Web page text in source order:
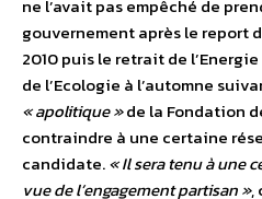
ne l’avait pas empêché de
gouvernement après le report
2010 puis le retrait de
de l’Ecologie à l’automne
« apolitique »de la Fondation
contraindre à une certaine
candidate.« Il sera tenu à une
vue de l’engagement partisan »,